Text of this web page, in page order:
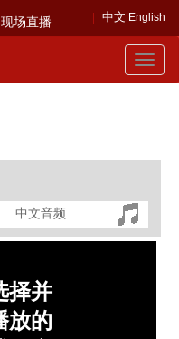
中文 English
现场直播
Toggle
中文音频